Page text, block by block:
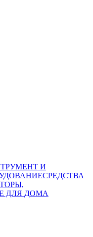
И
СРЕДСТВА
ДЛЯ ДОМА